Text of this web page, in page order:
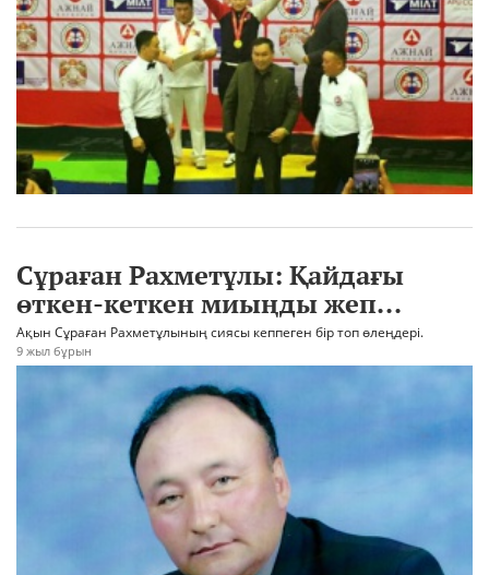
Сұраған Рахметұлы: Қайдағы
өткен-кеткен миыңды жеп...
Ақын Сұраған Рахметұлының сиясы кеппеген бір топ өлеңдері.
9 жыл бұрын